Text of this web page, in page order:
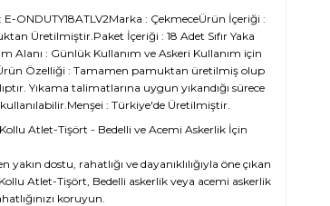
E-ONDUTY18ATLV2Marka : ÇekmeceÜrün İçeriği :
Üretilmiştir.Paket İçeriği : 18 Adet Sıfır Yaka
Alanı : Günlük Kullanım ve Askeri Kullanım için
Özelliği : Tamamen pamuktan üretilmiş olup
Yıkama talimatlarına uygun yıkandığı sürece
: Türkiye'de Üretilmiştir.
Atlet-Tişört - Bedelli ve Acemi Askerlik İçin
yakın dostu, rahatlığı ve dayanıklılığıyla öne çıkan
Atlet-Tişört, Bedelli askerlik veya acemi askerlik
koruyun.